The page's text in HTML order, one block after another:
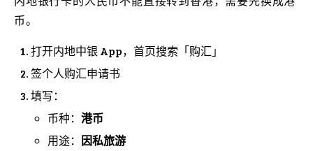
币。
打开内地中银 App，首页搜索「购汇」
签个人购汇申请书
填写：
币种： 港币
用途： 因私旅游